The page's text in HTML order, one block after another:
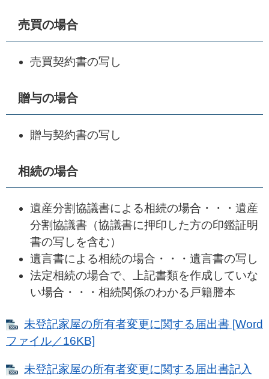
売買の場合
売買契約書の写し
贈与の場合
贈与契約書の写し
相続の場合
遺産分割協議書による相続の場合・・・遺産
分割協議書（協議書に押印した方の印鑑証明
書の写しを含む）
遺言書による相続の場合・・・遺言書の写し
法定相続の場合で、上記書類を作成していな
い場合・・・相続関係のわかる戸籍謄本
未登記家屋の所有者変更に関する届出書 [Word
ファイル／16KB]
未登記家屋の所有者変更に関する届出書記入